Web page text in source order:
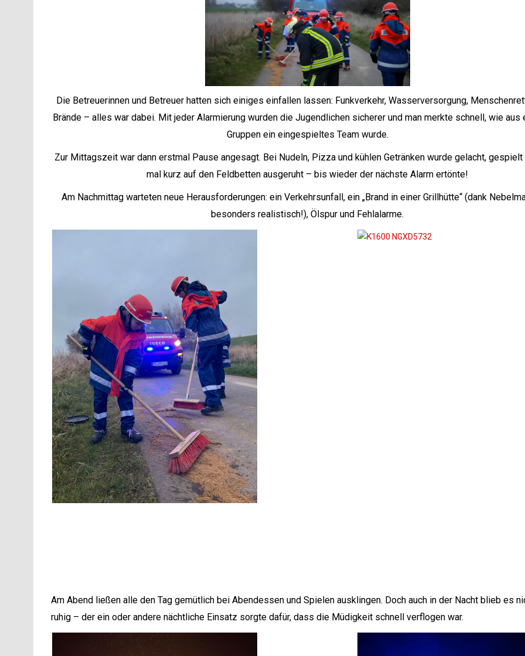
Die Betreuerinnen und Betreuer hatten sich einiges einfallen lassen: Funkverkehr, Wasserversorgung,
Brände – alles war dabei. Mit jeder Alarmierung wurden die Jugendlichen sicherer und man merkte schnell, wie aus
Gruppen ein eingespieltes Team wurde.
Zur Mittagszeit war dann erstmal Pause angesagt. Bei Nudeln, Pizza und kühlen Getränken wurde gelacht, gespielt
mal kurz auf den Feldbetten ausgeruht – bis wieder der nächste Alarm ertönte!
Am Nachmittag warteten neue Herausforderungen: ein Verkehrsunfall, ein „Brand in einer Grillhütte“ (dank
besonders realistisch!), Ölspur und Fehlalarme.
Am Abend ließen alle den Tag gemütlich bei Abendessen und Spielen ausklingen. Doch auch in der Nacht blieb es
ruhig – der ein oder andere nächtliche Einsatz sorgte dafür, dass die Müdigkeit schnell verflogen war.